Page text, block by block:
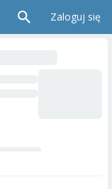
Zaloguj się